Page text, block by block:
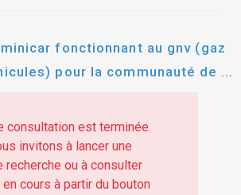
fonctionnant au gnv (gaz
pour la communauté de
d'argentan interco
consultation est terminée.
invitons à lancer une
recherche ou à consulter
en cours à partir du bouton